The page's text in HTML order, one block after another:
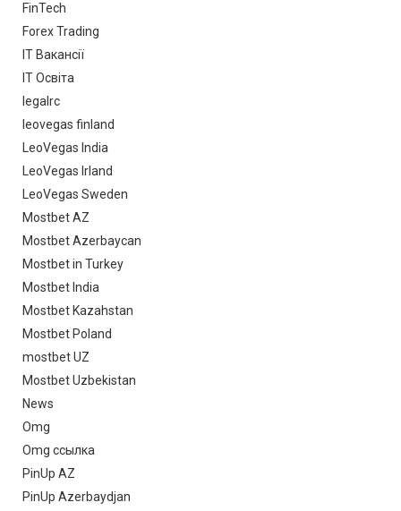
FinTech
Forex Trading
IT Вакансії
IT Освіта
legalrc
leovegas finland
LeoVegas India
LeoVegas Irland
LeoVegas Sweden
Mostbet AZ
Mostbet Azerbaycan
Mostbet in Turkey
Mostbet India
Mostbet Kazahstan
Mostbet Poland
mostbet UZ
Mostbet Uzbekistan
News
Omg
Omg ссылка
PinUp AZ
PinUp Azerbaydjan